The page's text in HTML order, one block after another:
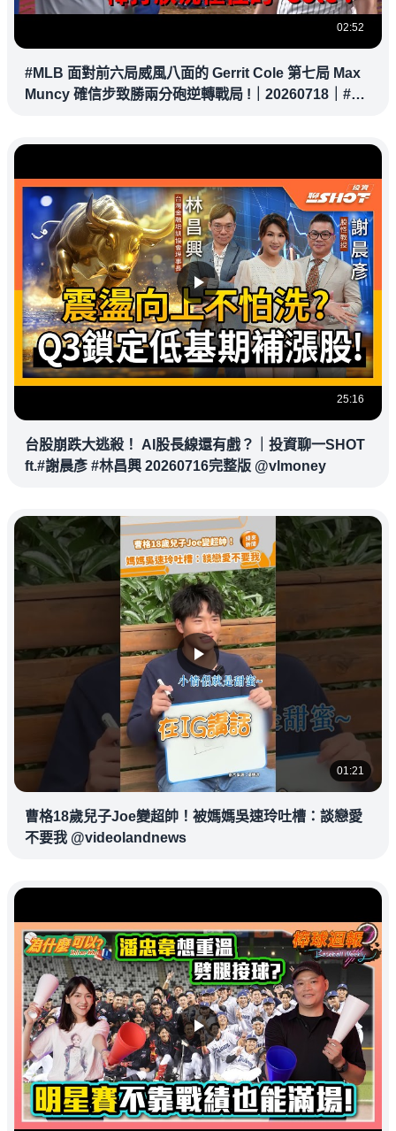
02:52
#MLB 面對前六局威風八面的 Gerrit Cole 第七局 Max
Muncy 確信步致勝兩分砲逆轉戰局 !｜20260718｜#洛
25:16
台股崩跌大逃殺！ AI股長線還有戲？｜投資聊一SHOT
ft.#謝晨彥 #林昌興 20260716完整版 @vlmoney
01:21
曹格18歲兒子Joe變超帥！被媽媽吳速玲吐槽：談戀愛
不要我 @videolandnews